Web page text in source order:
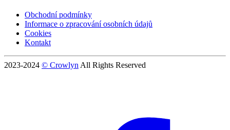
Obchodní podmínky
Informace o zpracování osobních údajů
Cookies
Kontakt
2023-2024 © Crowlyn All Rights Reserved